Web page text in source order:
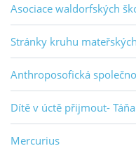
Asociace waldorfských
Stránky kruhu
Anthroposofická
Dítě v úctě přijmout-
Mercurius